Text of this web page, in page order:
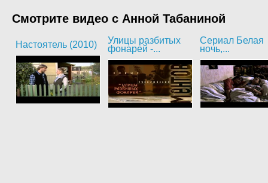
Смотрите видео с Анной Табаниной
Настоятель (2010)
Улицы разбитых
фонарей -...
Сериал Белая
ночь,...